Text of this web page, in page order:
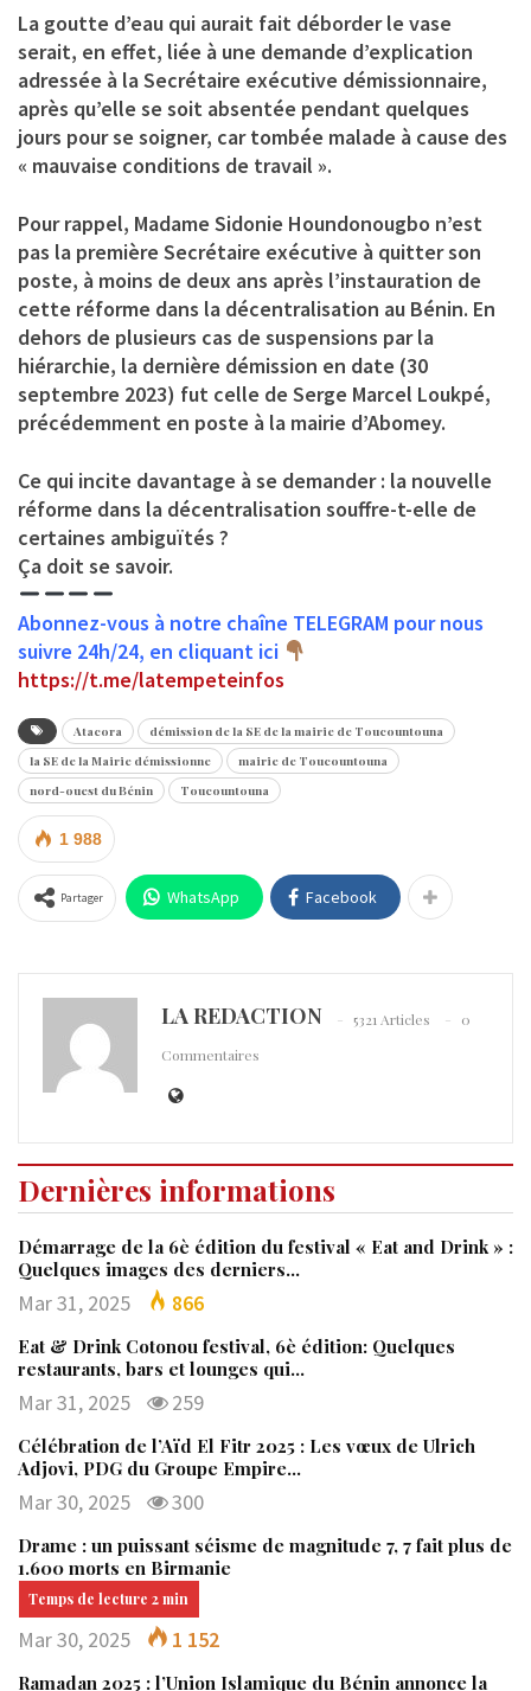
La goutte d’eau qui aurait fait déborder le vase
serait, en effet, liée à une demande d’explication
adressée à la Secrétaire exécutive démissionnaire,
après qu’elle se soit absentée pendant quelques
jours pour se soigner, car tombée malade à cause des
« mauvaise conditions de travail ».
Pour rappel, Madame Sidonie Houndonougbo n’est
pas la première Secrétaire exécutive à quitter son
poste, à moins de deux ans après l’instauration de
cette réforme dans la décentralisation au Bénin. En
dehors de plusieurs cas de suspensions par la
hiérarchie, la dernière démission en date (30
septembre 2023) fut celle de Serge Marcel Loukpé,
précédemment en poste à la mairie d’Abomey.
Ce qui incite davantage à se demander : la nouvelle
réforme dans la décentralisation souffre-t-elle de
certaines ambiguïtés ?
Ça doit se savoir.
Abonnez-vous à notre chaîne TELEGRAM pour nous
suivre 24h/24, en cliquant ici
https://t.me/latempeteinfos
Atacora
démission de la SE de la mairie de Toucountouna
la SE de la Mairie démissionne
mairie de Toucountouna
nord-ouest du Bénin
Toucountouna
1 988
Partager WhatsApp Facebook
LA REDACTION 5321 Articles
0
Commentaires
Dernières informations
Démarrage de la 6è édition du festival « Eat and Drink » :
Quelques images des derniers…
Mar 31, 2025 866
Eat & Drink Cotonou festival, 6è édition: Quelques
restaurants, bars et lounges qui…
Mar 31, 2025 259
Célébration de l’Aïd El Fitr 2025 : Les vœux de Ulrich
Adjovi, PDG du Groupe Empire…
Mar 30, 2025 300
Drame : un puissant séisme de magnitude 7, 7 fait plus de
1.600 morts en Birmanie
Mar 30, 2025 1 152
Ramadan 2025 : l’Union Islamique du Bénin annonce la